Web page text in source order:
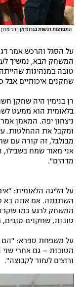
התפרצות רגשות בגרונדמן דני מרון
המשחק הבא, נמשיך
טובה במנהיגות
שחקנים איכותיים אבל
רן בנימין היה שחקן
בלאומית הוא ממעט
ניצחון יפה. המאמן
ומקבל את ההחלטות.
מבולבל, זה קורה עם
אני מאוד שמח בשבילו,
מדהים".
על הליגה הלאומית:
השתנתה. אם אתה בא
המשחק לרגע כמו
טובות, שחקנים טובים,
על משפחת ספרא: "הם
הטובות – גם אחרי
ורוצים לעזור לקבוצה".